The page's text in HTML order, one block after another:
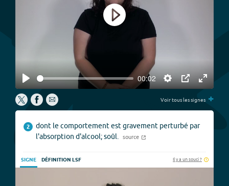
Play
00:02
Settings
PIP
Enter
Play
Voir tous les signes +
2
dont le comportement est gravement perturbé par
l'absorption d'alcool; soûl.
source
SIGNE DÉFINITION LSF Il y a un souci ?